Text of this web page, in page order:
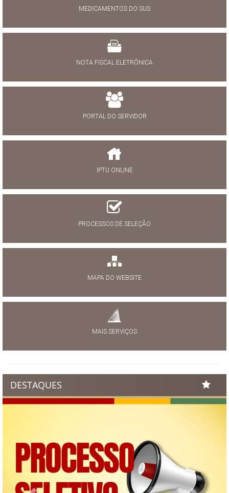
MEDICAMENTOS DO SUS
NOTA FISCAL ELETRÔNICA
PORTAL DO SERVIDOR
IPTU ONLINE
PROCESSOS DE SELEÇÃO
MAPA DO WEBSITE
MAIS SERVIÇOS
DESTAQUES